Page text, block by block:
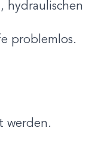
hydraulischen
problemlos.
werden.